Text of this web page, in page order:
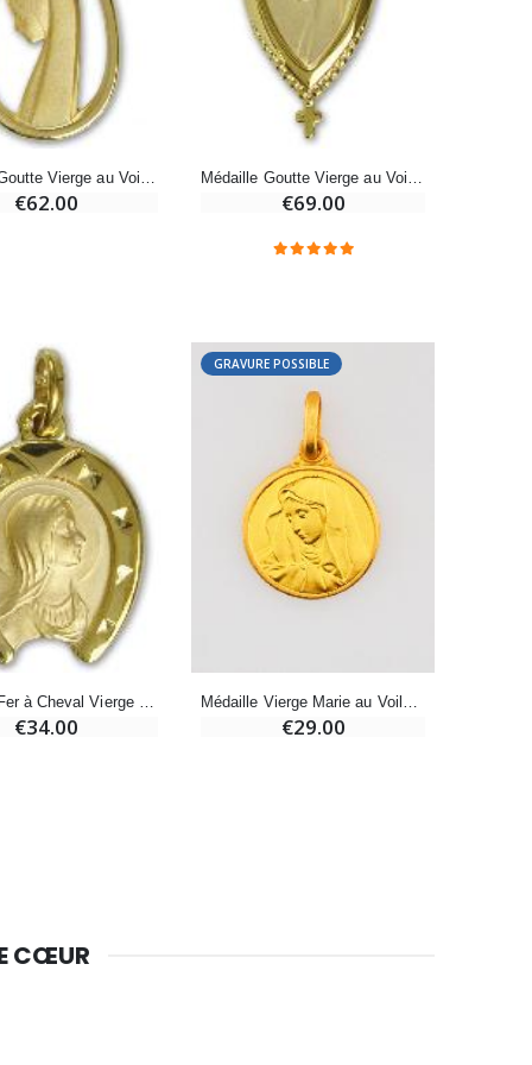
€12.00
Bonbons Pastilles Menthe à l'Eau de Lourdes - 130g
-10%
Bougie de Neuvaine Contre le Mal - Saint Michel
€5.50 €4.95
Lot de 20 Bougies de Neuvaine Blanches
€62.00 €69.00
€34.00
GRAVURE POSSIBLE
€29.00
CŒUR